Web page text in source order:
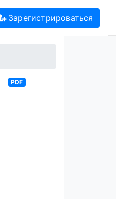
Зарегистрироваться
PDF